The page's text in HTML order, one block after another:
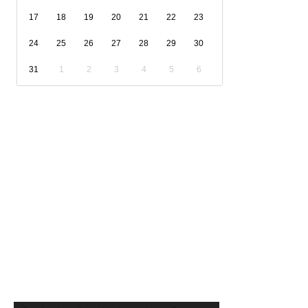
17 18 19 20 21 22 23
24 25 26 27 28 29 30
31 1 2 3 4 5 6